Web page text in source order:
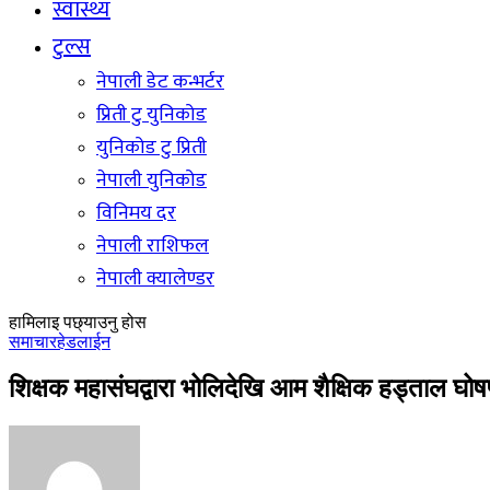
स्वास्थ्य
टुल्स
नेपाली डेट कन्भर्टर
प्रिती टु युनिकोड
युनिकोड टु प्रिती
नेपाली युनिकोड
विनिमय दर
नेपाली राशिफल
नेपाली क्यालेण्डर
हामिलाइ पछ्याउनु होस
समाचारहेडलाईन
शिक्षक महासंघद्वारा भोलिदेखि आम शैक्षिक हड्ताल